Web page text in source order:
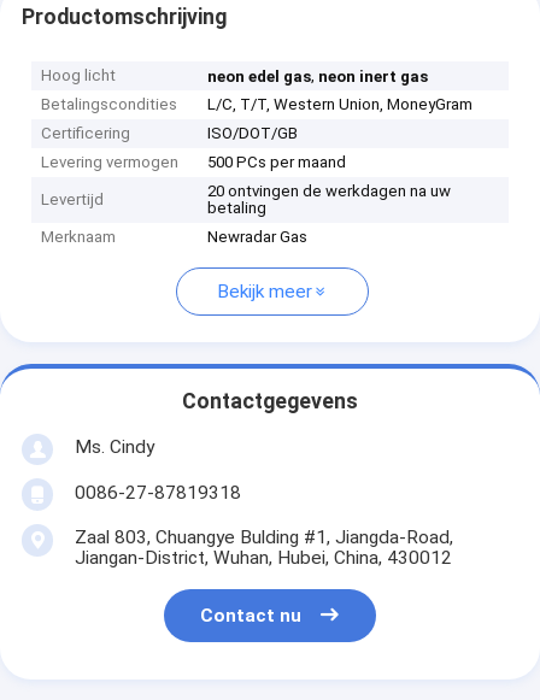
Productomschrijving
Hoog licht neon edel gas, neon inert gas
Betalingscondities
L/C, T/T, Western Union, MoneyGram
Certificering
ISO/DOT/GB
Levering vermogen
500 PCs per maand
Levertijd
20 ontvingen de werkdagen na uw
betaling
Merknaam
Newradar Gas
Bekijk meer
Contactgegevens
Ms. Cindy
0086-27-87819318
Zaal 803, Chuangye Bulding #1, Jiangda-Road,
Jiangan-District, Wuhan, Hubei, China, 430012
Contact nu